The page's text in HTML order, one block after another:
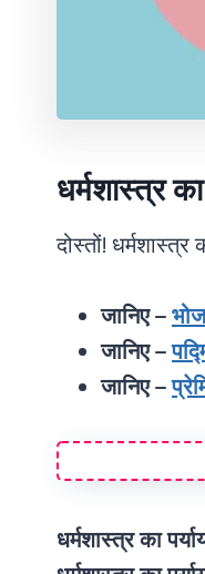
धर्मशास्त्र
दोस्तों! धर्मशास्त्र
जानिए –
जानिए –
जानिए –
धर्मशास्त्र का